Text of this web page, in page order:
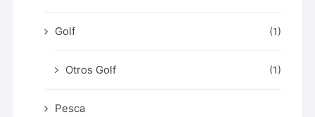
Golf (1)
Otros Golf (1)
Pesca